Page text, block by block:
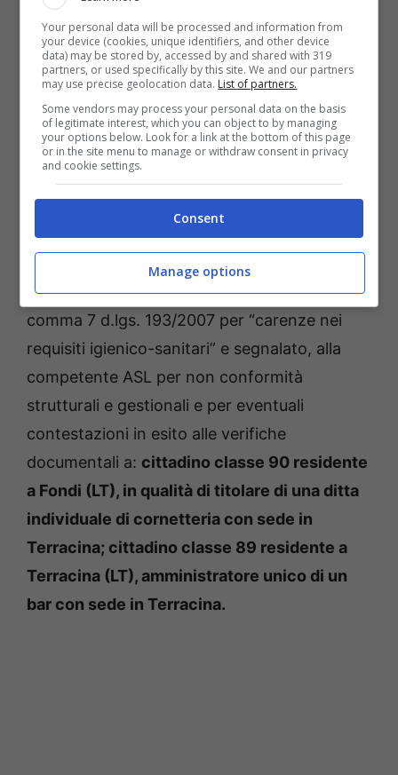
65 soggetti e 55 veicoli, elevate 3 sanzione
per violazione al codice della stradaper un
totale di euro 242,10. Inoltre sono stati
degli arresti domiciliari.Il personale del
Nucleo Carabinieri Antisofisticazione e Sanità
di Latina, hanno controllato 2 esercizi
Al termine dei predetti controlli hanno
contestato la violazione di cui all’art. 6
comma 7 d.lgs. 193/2007 per “carenze nei
requisiti igienico-sanitari” e segnalato, alla
competente ASL per non conformità
strutturali e gestionali e per eventuali
contestazioni in esito alle verifiche
documentali a: cittadino classe 90 residente
a Fondi (LT), in qualità di titolare di una ditta
individuale di cornetteria con sede in
Terracina; cittadino classe 89 residente a
Terracina (LT), amministratore unico di un
bar con sede in Terracina.
Your personal data will be processed and information from
your device (cookies, unique identifiers, and other device
data) may be stored by, accessed by and shared with 319
partners, or used specifically by this site. We and our partners
may use precise geolocation data. List of partners.
Some vendors may process your personal data on the basis
of legitimate interest, which you can object to by managing
your options below. Look for a link at the bottom of this page
or in the site menu to manage or withdraw consent in privacy
and cookie settings.
Consent
Manage options